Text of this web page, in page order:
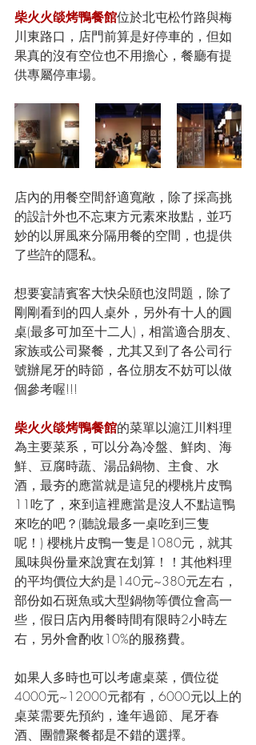
柴火火燄烤鴨餐館位於北屯松竹路與梅
川東路口，店門前算是好停車的，但如
果真的沒有空位也不用擔心，餐廳有提
供專屬停車場。
店內的用餐空間舒適寬敞，除了採高挑
的設計外也不忘東方元素來妝點，並巧
妙的以屏風來分隔用餐的空間，也提供
了些許的隱私。
想要宴請賓客大快朵頤也沒問題，除了
剛剛看到的四人桌外，另外有十人的圓
桌(最多可加至十二人)，相當適合朋友、
家族或公司聚餐，尤其又到了各公司行
號辦尾牙的時節，各位朋友不妨可以做
個參考喔!!!
柴火火燄烤鴨餐館的菜單以滬江川料理
為主要菜系，可以分為冷盤、鮮肉、海
鮮、豆腐時蔬、湯品鍋物、主食、水
酒，最夯的應當就是這兒的櫻桃片皮鴨
11吃了，來到這裡應當是沒人不點這鴨
來吃的吧？(聽說最多一桌吃到三隻
呢！) 櫻桃片皮鴨一隻是1080元，就其
風味與份量來說實在划算！！其他料理
的平均價位大約是140元~380元左右，
部份如石斑魚或大型鍋物等價位會高一
些，假日店內用餐時間有限時2小時左
右，另外會酌收10%的服務費。
如果人多時也可以考慮桌菜，價位從
4000元~12000元都有，6000元以上的
桌菜需要先預約，逢年過節、尾牙春
酒、團體聚餐都是不錯的選擇。